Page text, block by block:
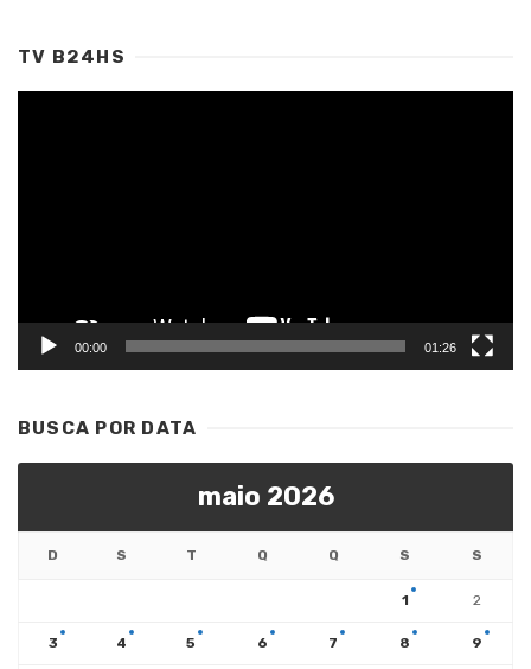
TV B24HS
00:00 01:26
BUSCA POR DATA
maio 2026
D S T Q Q S S
1 2
3 4 5 6 7 8 9